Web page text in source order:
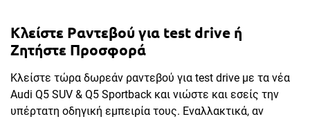
Κλείστε Ραντεβού για test drive ή
Ζητήστε Προσφορά
Κλείστε τώρα δωρεάν ραντεβού για test drive με τα νέα
Audi Q5 SUV & Q5 Sportback και νιώστε και εσείς την
υπέρτατη οδηγική εμπειρία τους. Εναλλακτικά, αν